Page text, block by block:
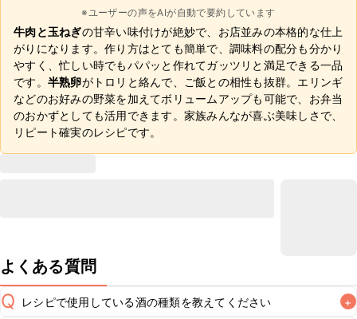
※ユーザーの声をAIが自動で要約しています
牛肉と玉ねぎの甘辛い味付けが絶妙で、お店並みの本格的な仕上
がりになります。作り方はとても簡単で、調味料の配分も分かり
やすく、忙しい時でもパパッと作れてガッツリと満足できる一品
です。 半熟卵がトロリと絡んで、ご飯との相性も抜群。エリンギ
などのお好みの野菜を加えてボリュームアップも可能で、お弁当
のおかずとしても活用できます。家族みんなが喜ぶ美味しさで、
リピート確実のレシピです。
よくある質問
Q レシピで使用している酒の種類を教えてください +